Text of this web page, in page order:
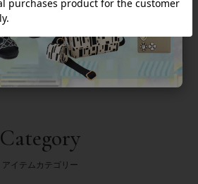
Category
アイテムカテゴリー